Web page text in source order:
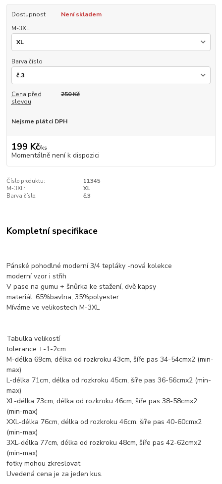
Dostupnost
Není skladem
M-3XL
Barva číslo
Cena před
slevou
250 Kč
Nejsme plátci DPH
199 Kč/ks
Momentálně není k dispozici
Číslo produktu:
11345
M-3XL:
XL
Barva číslo:
č.3
Kompletní specifikace
Pánské pohodlné moderní 3/4 tepláky -nová kolekce
moderní vzor i střih
V pase na gumu + šnůrka ke stažení, dvě kapsy
materiál: 65%bavlna, 35%polyester
Míváme ve velikostech M-3XL
Tabulka velikostí
tolerance +-1-2cm
M-délka 69cm, délka od rozkroku 43cm, šíře pas 34-54cmx2 (min-
max)
L-délka 71cm, délka od rozkroku 45cm, šíře pas 36-56cmx2 (min-
max)
XL-délka 73cm, délka od rozkroku 46cm, šíře pas 38-58cmx2
(min-max)
XXL-délka 76cm, délka od rozkroku 46cm, šíře pas 40-60cmx2
(min-max)
3XL-délka 77cm, délka od rozkroku 48cm, šíře pas 42-62cmx2
(min-max)
fotky mohou zkreslovat
Uvedená cena je za jeden kus.